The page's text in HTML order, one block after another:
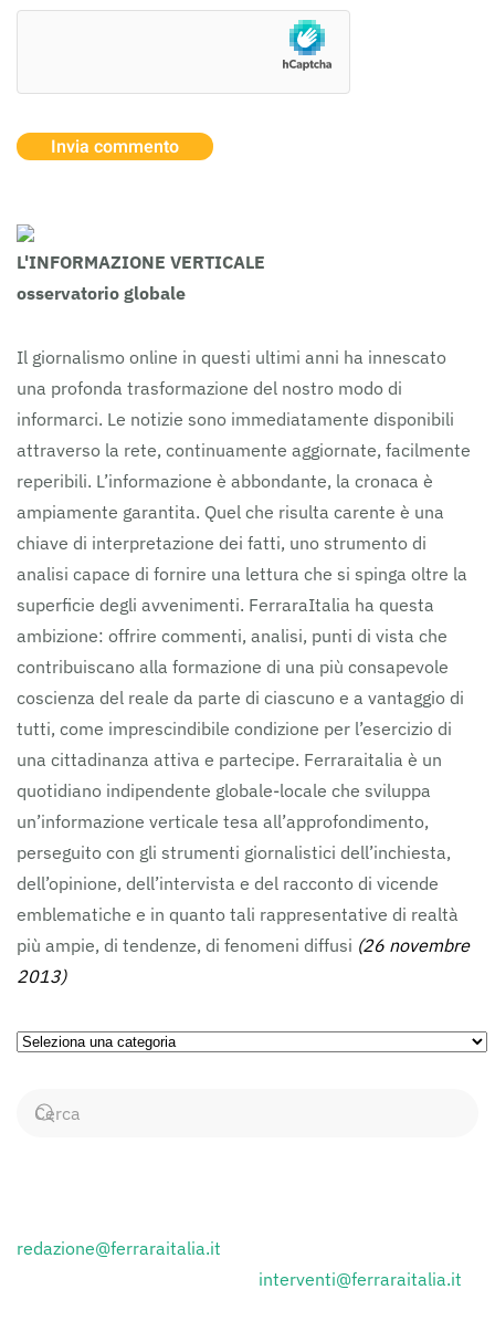
Invia commento
L'INFORMAZIONE VERTICALE
osservatorio globale
Il giornalismo online in questi ultimi anni ha innescato
una profonda trasformazione del nostro modo di
informarci. Le notizie sono immediatamente disponibili
attraverso la rete, continuamente aggiornate, facilmente
reperibili. L’informazione è abbondante, la cronaca è
ampiamente garantita. Quel che risulta carente è una
chiave di interpretazione dei fatti, uno strumento di
analisi capace di fornire una lettura che si spinga oltre la
superficie degli avvenimenti. FerraraItalia ha questa
ambizione: offrire commenti, analisi, punti di vista che
contribuiscano alla formazione di una più consapevole
coscienza del reale da parte di ciascuno e a vantaggio di
tutti, come imprescindibile condizione per l’esercizio di
una cittadinanza attiva e partecipe. Ferraraitalia è un
quotidiano indipendente globale-locale che sviluppa
un’informazione verticale tesa all’approfondimento,
perseguito con gli strumenti giornalistici dell’inchiesta,
dell’opinione, dell’intervista e del racconto di vicende
emblematiche e in quanto tali rappresentative di realtà
più ampie, di tendenze, di fenomeni diffusi (26 novembre
2013)
Ricerca
Categorie
redazione@ferraraitalia.it
interventi@ferraraitalia.it